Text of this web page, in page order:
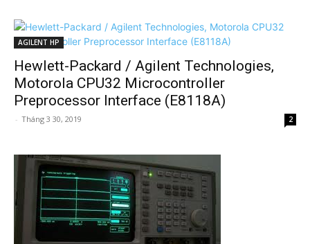
AGILENT HP
Hewlett-Packard / Agilent Technologies,
Motorola CPU32 Microcontroller
Preprocessor Interface (E8118A)
- Tháng 3 30, 2019 2